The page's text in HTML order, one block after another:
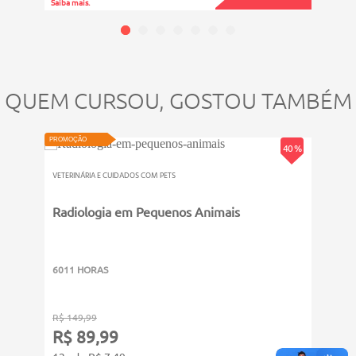
Patologias do Sistema Urinário
Doenças Glomerulares
QUEM CURSOU, GOSTOU TAMBÉM
40 %
PROMOÇÃO
VETERINÁRIA E CUIDADOS COM PETS
Radiologia em Pequenos Animais
6011 HORAS
R$ 149,99
R$ 89,99